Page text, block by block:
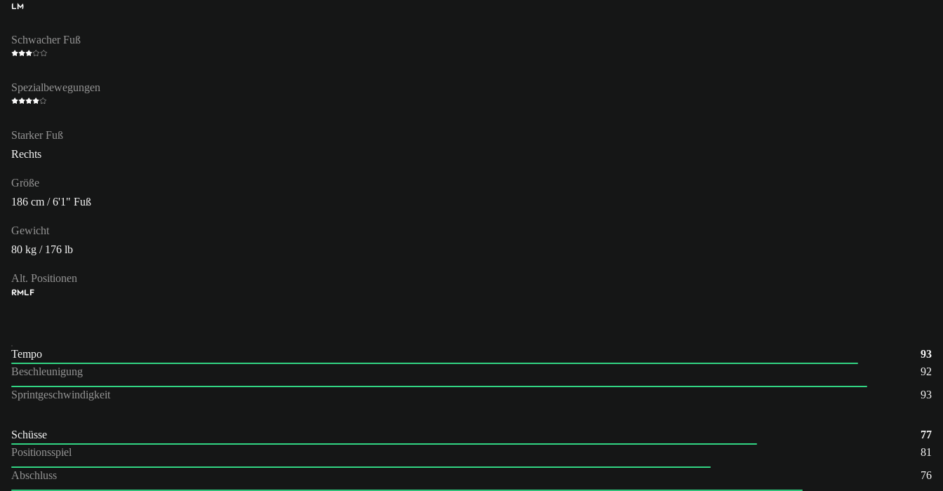
LM
Schwacher Fuß
Spezialbewegungen
Starker Fuß
Rechts
Größe
186 cm / 6'1" Fuß
Gewicht
80 kg / 176 lb
Alt. Positionen
RMLF
Tempo
93
Beschleunigung
92
Sprintgeschwindigkeit
93
Schüsse
77
Positionsspiel
81
Abschluss
76